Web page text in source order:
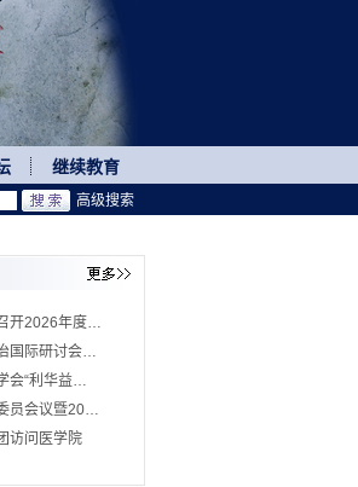
继续教育
高级搜索
开2026年度…
国际研讨会…
会“利华益…
员会议暨20…
访问医学院